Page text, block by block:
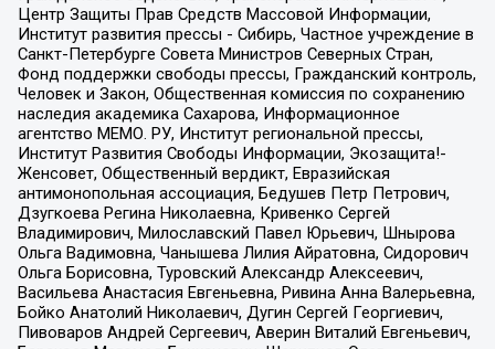
Центр Защиты Прав Средств Массовой Информации,
Институт развития прессы - Сибирь, Частное учреждение в
Санкт-Петербурге Совета Министров Северных Стран,
Фонд поддержки свободы прессы, Гражданский контроль,
Человек и Закон, Общественная комиссия по сохранению
наследия академика Сахарова, Информационное
агентство МЕМО. РУ, Институт региональной прессы,
Институт Развития Свободы Информации, Экозащита!-
Женсовет, Общественный вердикт, Евразийская
антимонопольная ассоциация, Бедушев Петр Петрович,
Дзугкоева Регина Николаевна, Кривенко Сергей
Владимирович, Милославский Павел Юрьевич, Шнырова
Ольга Вадимовна, Чанышева Лилия Айратовна, Сидорович
Ольга Борисовна, Туровский Александр Алексеевич,
Васильева Анастасия Евгеньевна, Ривина Анна Валерьевна,
Бойко Анатолий Николаевич, Дугин Сергей Георгиевич,
Пивоваров Андрей Сергеевич, Аверин Виталий Евгеньевич,